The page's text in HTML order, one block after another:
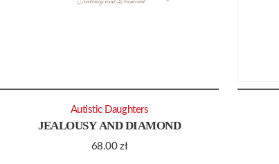
JEALOUSY AND DIAMOND
68.00zł
Autistic Daughters